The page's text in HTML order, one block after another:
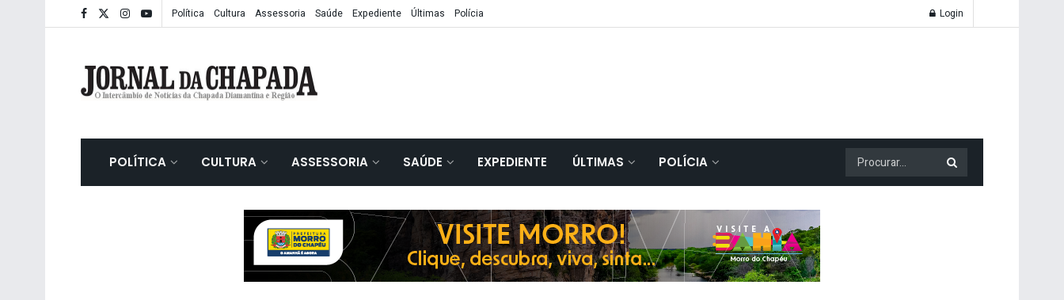
Política Cultura Assessoria Saúde Expediente Últimas Polícia Login
POLÍTICA CULTURA ASSESSORIA SAÚDE EXPEDIENTE ÚLTIMAS POLÍCIA